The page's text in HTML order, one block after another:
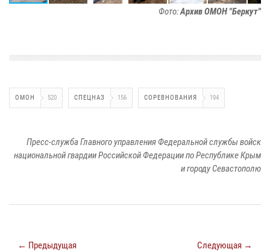
Фото:Архив ОМОН "Беркут"
ОМОН 520 СПЕЦНАЗ 156 СОРЕВНОВАНИЯ 194
Пресс-служба Главного управления Федеральной службы войск
национальной гвардии Российской Федерации по Республике Крым
и городу Севастополю
← Предыдущая Следующая →